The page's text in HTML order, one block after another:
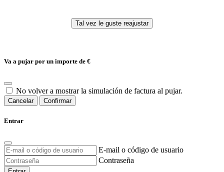
Va a pujar por un importe de €
No volver a mostrar la simulación de factura al pujar.
Cancelar Confirmar
Entrar
E-mail o código de usuario
Contraseña